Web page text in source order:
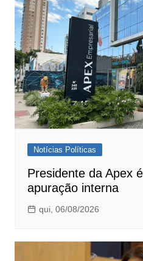
Notícias Políticas
Presidente da Apex
apuração interna
qui, 06/08/2026